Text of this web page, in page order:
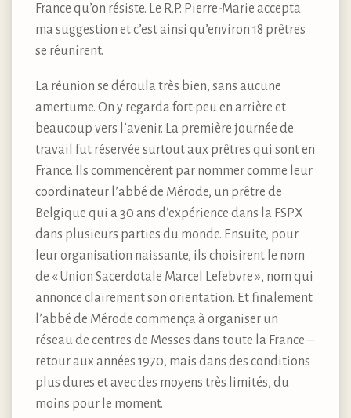
France qu’on résiste. Le R.P. Pierre-Marie accepta
ma suggestion et c’est ainsi qu’environ 18 prêtres
se réunirent.
La réunion se déroula très bien, sans aucune
amertume. On y regarda fort peu en arrière et
beaucoup vers l’avenir. La première journée de
travail fut réservée surtout aux prêtres qui sont en
France. Ils commencèrent par nommer comme leur
coordinateur l’abbé de Mérode, un prêtre de
Belgique qui a 30 ans d’expérience dans la FSPX
dans plusieurs parties du monde. Ensuite, pour
leur organisation naissante, ils choisirent le nom
de « Union Sacerdotale Marcel Lefebvre », nom qui
annonce clairement son orientation. Et finalement
l’abbé de Mérode commença à organiser un
réseau de centres de Messes dans toute la France –
retour aux années 1970, mais dans des conditions
plus dures et avec des moyens très limités, du
moins pour le moment.